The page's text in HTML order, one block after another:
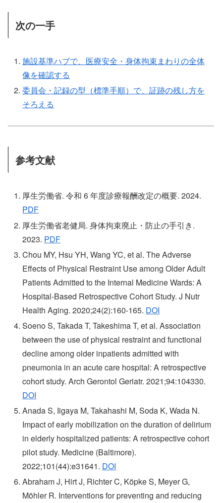
次の一手
施設基準ハブで、医療安全・身体拘束まわりの全体
像を確認する
委員会・記録の型（標準手順）で、証跡の残し方を
そろえる
参考文献
厚生労働省. 令和 6 年度診療報酬改定の概要. 2024.
PDF
厚生労働省老健局. 身体拘束廃止・防止の手引き.
2023. PDF
Chou MY, Hsu YH, Wang YC, et al. The Adverse
Effects of Physical Restraint Use among Older Adult
Patients Admitted to the Internal Medicine Wards: A
Hospital-Based Retrospective Cohort Study. J Nutr
Health Aging. 2020;24(2):160-165. DOI
Soeno S, Takada T, Takeshima T, et al. Association
between the use of physical restraint and functional
decline among older inpatients admitted with
pneumonia in an acute care hospital: A retrospective
cohort study. Arch Gerontol Geriatr. 2021;94:104330.
DOI
Anada S, Iigaya M, Takahashi M, Soda K, Wada N.
Impact of early mobilization on the duration of delirium
in elderly hospitalized patients: A retrospective cohort
pilot study. Medicine (Baltimore).
2022;101(44):e31641. DOI
Abraham J, Hirt J, Richter C, Köpke S, Meyer G,
Möhler R. Interventions for preventing and reducing